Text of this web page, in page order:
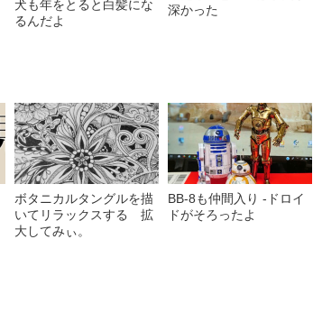
犬も年をとると白髪にな
るんだよ
深かった
ボタニカルタングルを描
いてリラックスする 拡
大してみぃ。
BB-8も仲間入り -ドロイ
ドがそろったよ